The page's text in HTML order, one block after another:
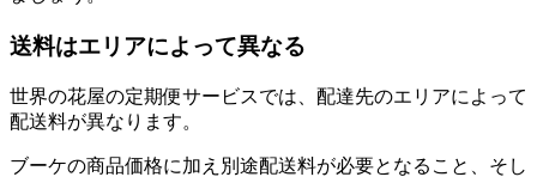
送料はエリアによって異なる
世界の花屋の定期便サービスでは、配達先のエリアによって
配送料が異なります。
ブーケの商品価格に加え別途配送料が必要となること、そし